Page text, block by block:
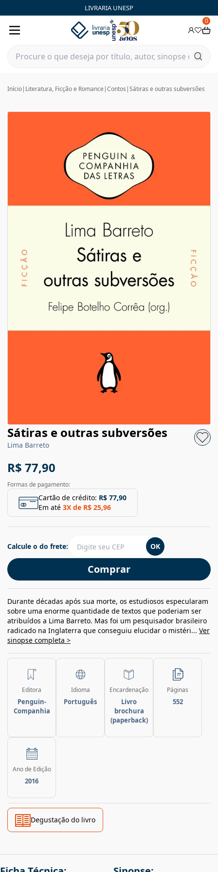
LIVRARIA UNESP
0
Início| Literatura, Ficção e Romance |Contos |Sátiras e outras subversões
Sátiras e outras subversões
Lima Barreto
R$ 77,90
Formas de pagamento:
Cartão de crédito: R$ 77,90
Em até 3X de R$ 25,96
Comprar
Calcule o do frete: OK
Durante décadas após sua morte, os estudiosos especularam
sobre uma enorme quantidade de textos que poderiam ser
atribuídos a Lima Barreto. Mas foi um pesquisador brasileiro
radicado na Inglaterra que conseguiu elucidar o mistéri... Ver
sinopse completa >
Editora
Penguin-
Companhia
Idioma
Português
Encardenação
Livro
brochura
(paperback)
Páginas
552
Ano de Edição
2016
Degustação do livro